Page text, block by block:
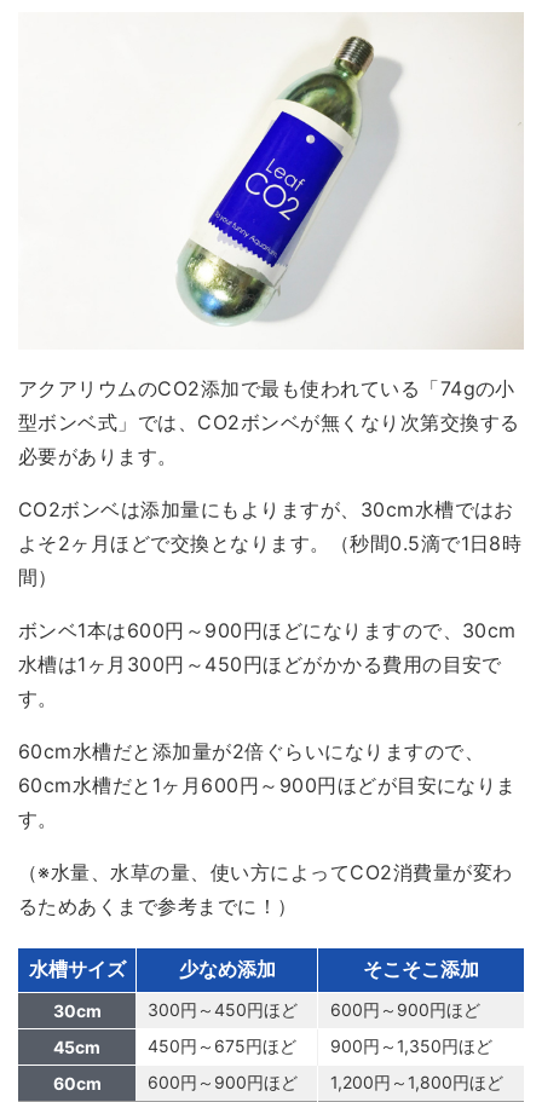
アクアリウムのCO2添加で最も使われている「74gの小
型ボンベ式 」では、CO2ボンベが無くなり次第交換する
必要があります。
CO2ボンベは添加量にもよりますが、30cm水槽ではお
よそ2ヶ月ほどで交換となります。（秒間0.5滴で1日8時
間）
ボンベ1本は600円～900円ほどになりますので、 30cm
水槽は1ヶ月300円～450円ほどがかかる費用の目安で
す。
60cm水槽だと添加量が2倍ぐらいになりますので、
60cm水槽だと1ヶ月600円～900円ほどが目安になりま
す。
（※水量、水草の量、使い方によってCO2消費量が変わ
るためあくまで参考までに！）
水槽サイズ 少なめ添加 そこそこ添加
30cm 300円～450円ほど
600円～900円ほど
45cm
450円～675円ほど
900円～1,350円ほど
60cm
600円～900円ほど 1,200円～1,800円ほど